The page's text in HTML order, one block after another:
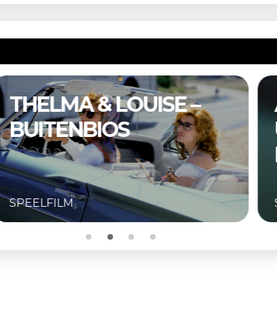
A COMPLETE
UNKNOWN –
BUITENBIOS
SPEELFILM